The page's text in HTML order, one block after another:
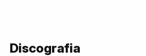
Discografia